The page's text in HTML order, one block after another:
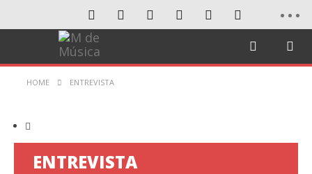
HOME ENTREVISTA
ENTREVISTA